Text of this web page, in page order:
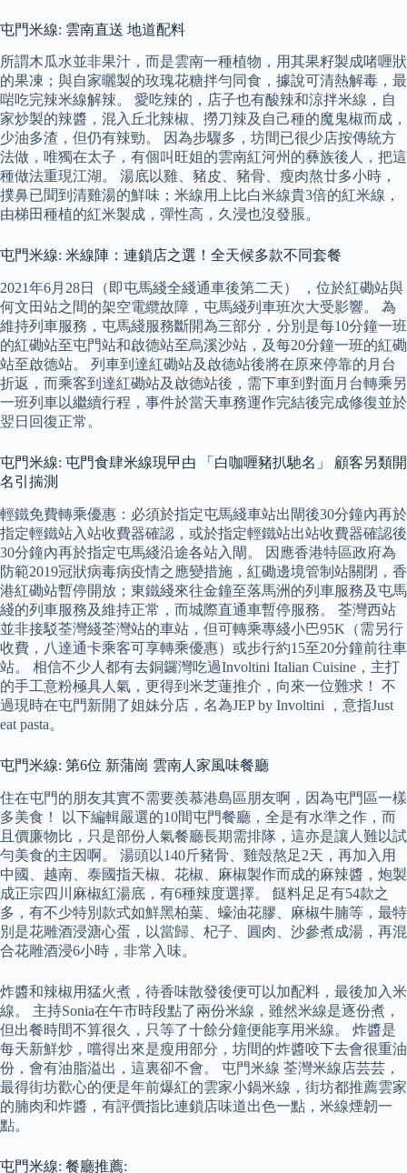
屯門米線: 雲南直送 地道配料
所謂木瓜水並非果汁，而是雲南一種植物，用其果籽製成啫喱狀
的果凍；與自家曬製的玫瑰花糖拌勻同食，據說可清熱解毒，最
啱吃完辣米線解辣。 愛吃辣的，店子也有酸辣和涼拌米線，自
家炒製的辣醬，混入丘北辣椒、撈刀辣及自己種的魔鬼椒而成，
少油多渣，但仍有辣勁。 因為步驟多，坊間已很少店按傳統方
法做，唯獨在太子，有個叫旺姐的雲南紅河州的彝族後人，把這
種做法重現江湖。 湯底以雞、豬皮、豬骨、瘦肉熬廿多小時，
撲鼻已聞到清雞湯的鮮味；米線用上比白米線貴3倍的紅米線，
由梯田種植的紅米製成，彈性高，久浸也沒發脹。
屯門米線: 米線陣：連鎖店之選！全天候多款不同套餐
2021年6月28日（即屯馬綫全綫通車後第二天） ，位於紅磡站與
何文田站之間的架空電纜故障，屯馬綫列車班次大受影響。 為
維持列車服務，屯馬綫服務斷開為三部分，分別是每10分鐘一班
的紅磡站至屯門站和啟德站至烏溪沙站，及每20分鐘一班的紅磡
站至啟德站。 列車到達紅磡站及啟德站後將在原來停靠的月台
折返，而乘客到達紅磡站及啟德站後，需下車到對面月台轉乘另
一班列車以繼續行程，事件於當天車務運作完結後完成修復並於
翌日回復正常。
屯門米線: 屯門食肆米線現曱甴 「白咖喱豬扒馳名」 顧客另類開
名引揣測
輕鐵免費轉乘優惠：必須於指定屯馬綫車站出閘後30分鐘內再於
指定輕鐵站入站收費器確認，或於指定輕鐵站出站收費器確認後
30分鐘內再於指定屯馬綫沿途各站入閘。 因應香港特區政府為
防範2019冠狀病毒病疫情之應變措施，紅磡邊境管制站關閉，香
港紅磡站暫停開放；東鐵綫來往金鐘至落馬洲的列車服務及屯馬
綫的列車服務及維持正常，而城際直通車暫停服務。 荃灣西站
並非接駁荃灣綫荃灣站的車站，但可轉乘專綫小巴95K（需另行
收費，八達通卡乘客可享轉乘優惠）或步行約15至20分鐘前往車
站。 相信不少人都有去銅鑼灣吃過Involtini Italian Cuisine，主打
的手工意粉極具人氣，更得到米芝蓮推介，向來一位難求！ 不
過現時在屯門新開了姐妹分店，名為JEP by Involtini ，意指Just
eat pasta。
屯門米線: 第6位 新蒲崗 雲南人家風味餐廳
住在屯門的朋友其實不需要羨慕港島區朋友啊，因為屯門區一樣
多美食！ 以下編輯嚴選的10間屯門餐廳，全是有水準之作，而
且價廉物比，只是部份人氣餐廳長期需排隊，這亦是讓人難以試
勻美食的主因啊。 湯頭以140斤豬骨、雞殼熬足2天，再加入用
中國、越南、泰國指天椒、花椒、麻椒製作而成的麻辣醬，炮製
成正宗四川麻椒紅湯底，有6種辣度選擇。 餸料足足有54款之
多，有不少特別款式如鮮黑柏葉、蠔油花膠、麻椒牛腩等，最特
別是花雕酒浸溏心蛋，以當歸、杞子、圓肉、沙參煮成湯，再混
合花雕酒浸6小時，非常入味。
炸醬和辣椒用猛火煮，待香味散發後便可以加配料，最後加入米
線。 主持Sonia在午市時段點了兩份米線，雖然米線是逐份煮，
但出餐時間不算很久，只等了十餘分鐘便能享用米線。 炸醬是
每天新鮮炒，嚐得出來是瘦用部分，坊間的炸醬咬下去會很重油
份，會有油脂溢出，這裏卻不會。 屯門米線 荃灣米線店芸芸，
最得街坊歡心的便是年前爆紅的雲家小鍋米線，街坊都推薦雲家
的腩肉和炸醬，有評價指比連鎖店味道出色一點，米線煙韌一
點。
屯門米線: 餐廳推薦: